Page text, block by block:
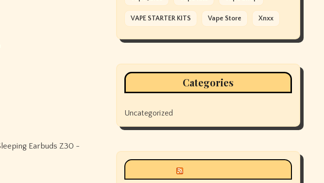
VAPE STARTER KITS Vape Store Xnxx
Categories
Uncategorized